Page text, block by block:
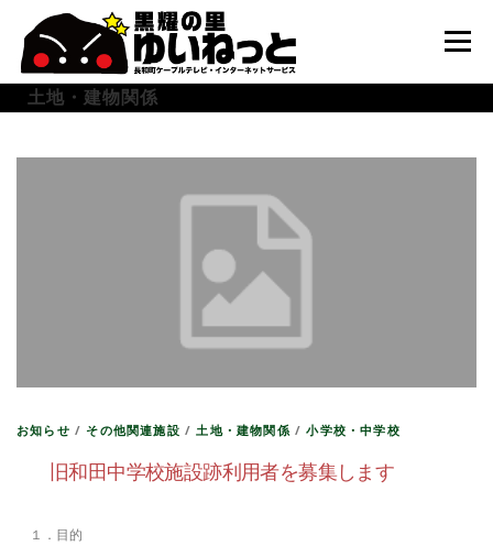
メニュー
ユーザーサポート
土地・建物関係
お知らせ / その他関連施設 /土地・建物関係 /小学校・中学校
旧和田中学校施設跡利用者を募集します
１．目的